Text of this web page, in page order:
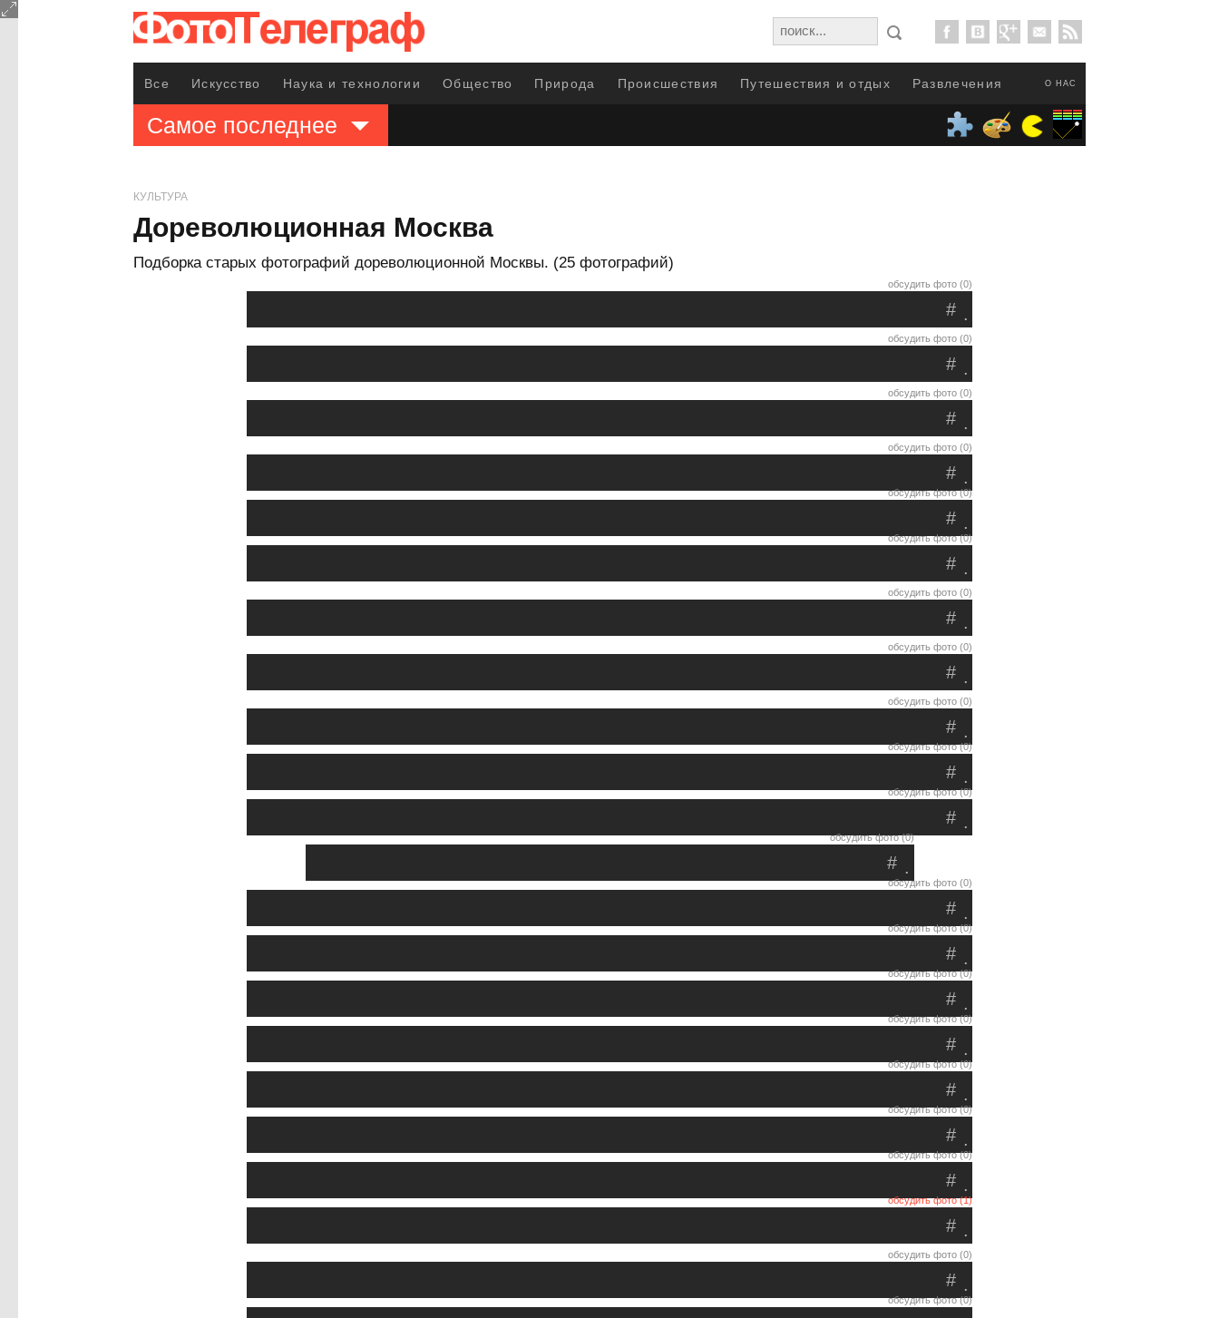
О НАС
Все Искусство Наука и технологии Общество Природа Происшествия Путешествия и отдых Развлечения
Самое последнее
КУЛЬТУРА
Дореволюционная Москва
Подборка старых фотографий дореволюционной Москвы. (25 фотографий)
обсудить фото (0)
.
#
обсудить фото (0)
.
#
обсудить фото (0)
.
#
обсудить фото (0)
.
#
обсудить фото (0)
.
#
обсудить фото (0)
.
#
обсудить фото (0)
.
#
обсудить фото (0)
.
#
обсудить фото (0)
.
#
обсудить фото (0)
.
#
обсудить фото (0)
.
#
обсудить фото (0)
.
#
обсудить фото (0)
.
#
обсудить фото (0)
.
#
обсудить фото (0)
.
#
обсудить фото (0)
.
#
обсудить фото (0)
.
#
обсудить фото (0)
.
#
обсудить фото (0)
.
#
обсудить фото (1)
.
#
обсудить фото (0)
.
#
обсудить фото (0)